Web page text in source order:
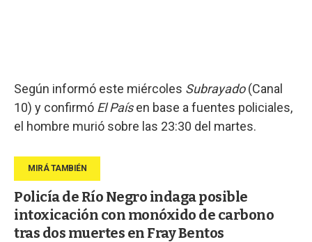
Según informó este miércoles Subrayado(Canal
10) y confirmó El Paísen base a fuentes policiales,
el hombre murió sobre las 23:30 del martes.
Policía de Río Negro indaga posible
intoxicación con monóxido de carbono
tras dos muertes en Fray Bentos